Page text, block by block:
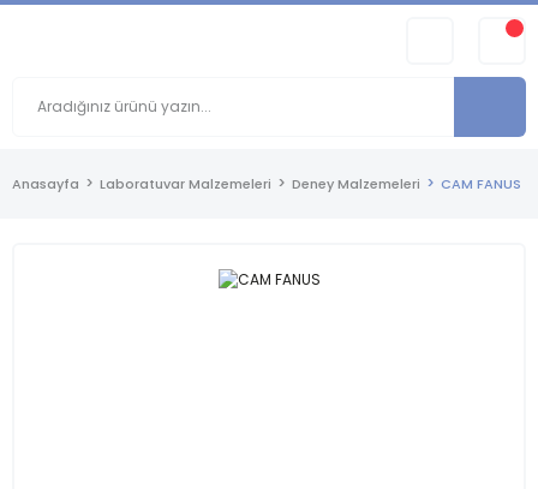
Anasayfa Laboratuvar Malzemeleri Deney Malzemeleri CAM FANUS